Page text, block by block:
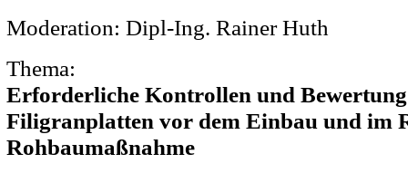
Moderation: Dipl-Ing. Rainer Huth
Thema:
Erforderliche Kontrollen und
Filigranplatten vor dem Einbau und im
Rohbaumaßnahme